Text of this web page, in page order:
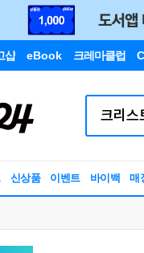
샵 eBook 크레마클럽
신상품 이벤트 바이백 매